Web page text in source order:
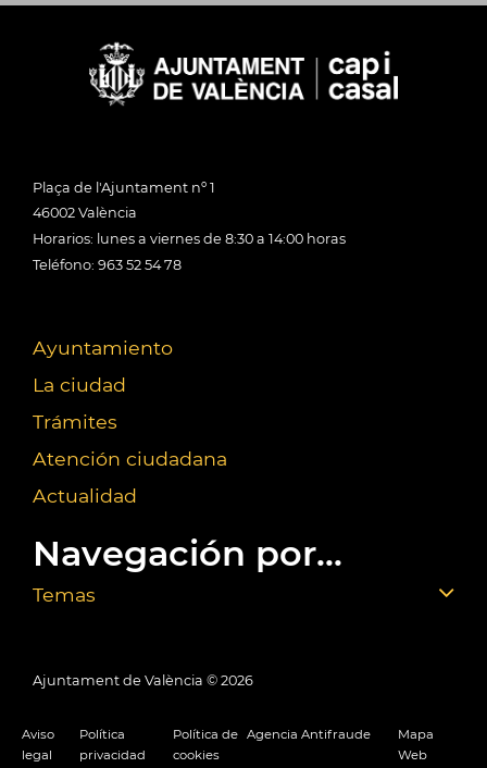
Plaça de l'Ajuntament nº 1
46002 València
Horarios: lunes a viernes de 8:30 a 14:00 horas
Teléfono: 963 52 54 78
Ayuntamiento
La ciudad
Trámites
Atención ciudadana
Actualidad
Navegación por...
Temas
Ajuntament de València © 2026
Aviso
legal
Política
privacidad
Política de
cookies
Agencia Antifraude
Mapa
Web